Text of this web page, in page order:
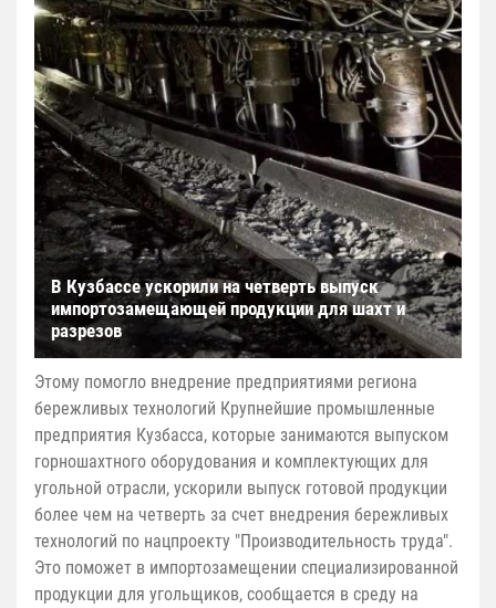
В Кузбассе ускорили на четверть выпуск
импортозамещающей продукции для шахт и
разрезов
Этому помогло внедрение предприятиями региона
бережливых технологий Крупнейшие промышленные
предприятия Кузбасса, которые занимаются выпуском
горношахтного оборудования и комплектующих для
угольной отрасли, ускорили выпуск готовой продукции
более чем на четверть за счет внедрения бережливых
технологий по нацпроекту "Производительность труда".
Это поможет в импортозамещении специализированной
продукции для угольщиков, сообщается в среду на